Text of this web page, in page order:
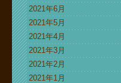
2021年6月
2021年5月
2021年4月
2021年3月
2021年2月
2021年1月